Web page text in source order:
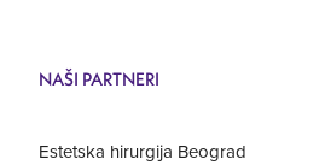
NAŠI PARTNERI
Estetska hirurgija Beograd